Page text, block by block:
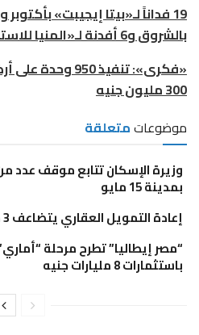
بالشروق و6 أفدنة لـ«المنيا للاستثمار»
«فكرى»: تنفيذ
300 مليون جنيه
موضوعاتمتعلقة
وزيرة الإسكان تتابع موقف عدد
بمدينة 15 مايو
إعادة التمويل العقاري يتضاعف 3 مرات في مايو
“مصر إيطاليا” تطرح مرحلة
باستثمارات 8 مليارات جنيه